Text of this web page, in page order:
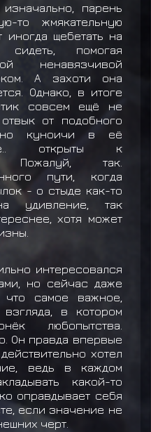
парень
то жмякательную
иногда щебетать на
помогая
ненавязчивой
А захоти она
Однако, в итоге
совсем ещё не
от подобного
куноичи в её
открыты к
Пожалуй, так.
пути, когда
- о стыде как-то
удивление, так
хотя может
интересовался
но сейчас даже
самое важное,
в котором
любопытства.
Он правда впервые
хотел
ведь в каждом
какой-то
оправдывает себя
если значение не
черт.